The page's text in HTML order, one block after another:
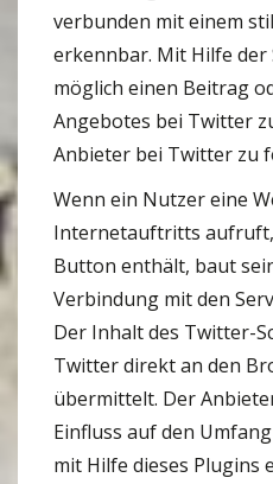
verbunden mit einem
erkennbar. Mit Hilfe der
möglich einen Beitrag
Angebotes bei Twitter
Anbieter bei Twitter zu
Wenn ein Nutzer eine
Internetauftritts aufruft,
Button enthält, baut
Verbindung mit den
Der Inhalt des Twitter-
Twitter direkt an den
übermittelt. Der
Einfluss auf den
mit Hilfe dieses